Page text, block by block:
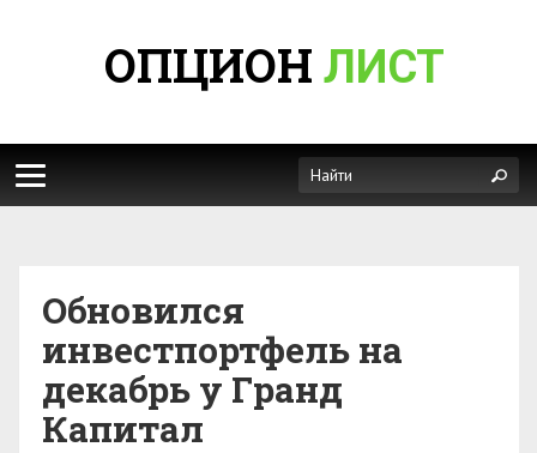
ОПЦИОН ЛИСТ
Обновился
инвестпортфель на
декабрь у Гранд
Капитал